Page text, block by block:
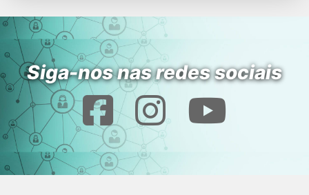
Siga-nos nas redes sociais